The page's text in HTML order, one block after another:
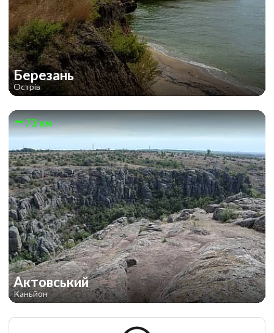
Березань
Острів
73 км
Актовський
Каньйон